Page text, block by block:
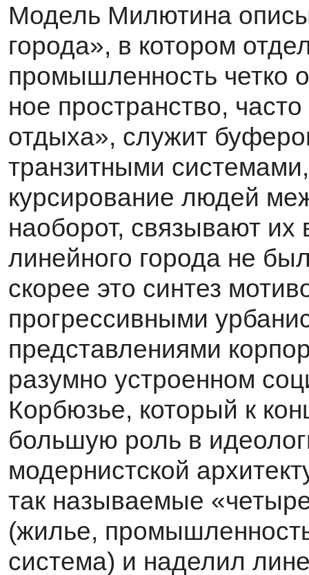
Модель Милютина
города», в котором
промышленность четко
ное пространство,
отдыха», служит
транзитными
курсирование людей
наоборот, связывают
линейного города не
скорее это синтез
прогрессивными
представлениями
разумно устроенном
Корбюзье, который к
большую роль в
модернистской
так называемые
(жилье,
система) и наделил